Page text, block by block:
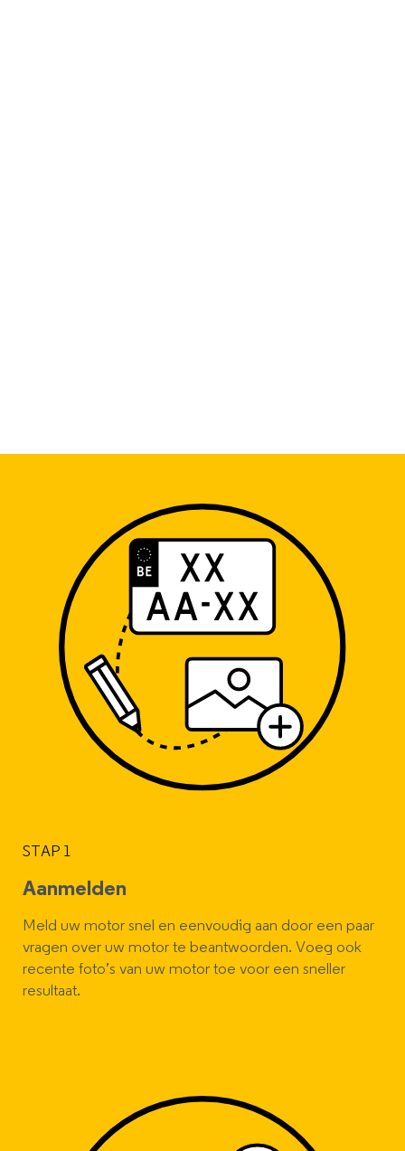
STAP 1
Aanmelden
Meld uw motor snel en eenvoudig aan door een paar
vragen over uw motor te beantwoorden. Voeg ook
recente foto’s van uw motor toe voor een sneller
resultaat.